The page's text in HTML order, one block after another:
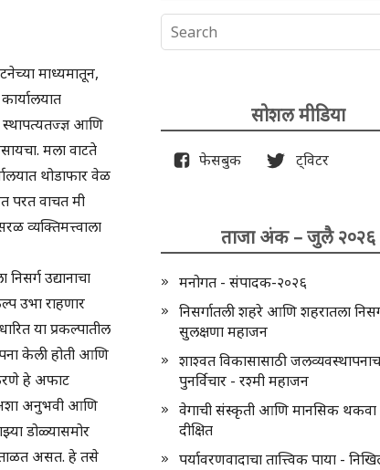
माध्यमातून,
स्थापत्यतज्ज्ञ आणि
मला वाटते
थोडाफार वेळ
परत वाचत मी
व्यक्तिमत्त्वाला
उद्यानाचा
उभा राहणार
या प्रकल्पातील
केली होती आणि
हे अफाट
अशा अनुभवी आणि
डोळ्यासमोर
असत. हे तसे
सोशल मीडिया
फेसबुक ट्विटर
ताजा अंक – जुलै २०२६
मनोगत - संपादक-२०२६
निसर्गातली शहरे आणि शहरातला
सुलक्षणा महाजन
शाश्वत विकासासाठी
पुनर्विचार - रश्मी महाजन
वेगाची संस्कृती आणि मानसिक थकवा
दीक्षित
पर्यावरणवादाचा तात्त्विक पाया -